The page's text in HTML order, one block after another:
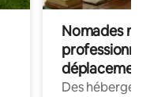
Nomades
déplacement
Des